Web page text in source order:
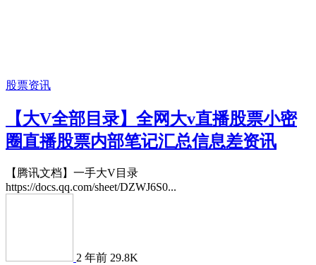
股票资讯
【大V全部目录】全网大v直播股票小密
圈直播股票内部笔记汇总信息差资讯
【腾讯文档】一手大V目录
https://docs.qq.com/sheet/DZWJ6S0...
2 年前 29.8K